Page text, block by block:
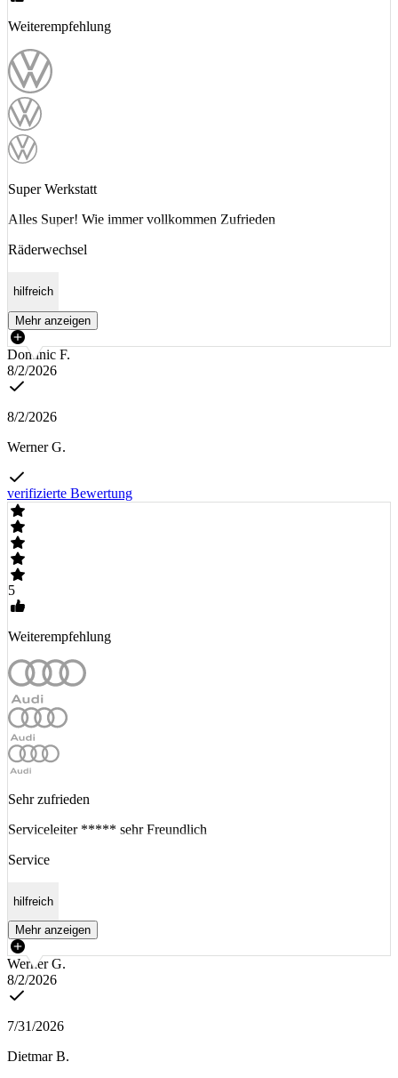
Weiterempfehlung
Super Werkstatt
Alles Super! Wie immer vollkommen Zufrieden
Räderwechsel
hilfreich
Mehr anzeigen
Dominic F.
8/2/2026
8/2/2026
Werner G.
verifizierte Bewertung
5
Weiterempfehlung
Sehr zufrieden
Serviceleiter ***** sehr Freundlich
Service
hilfreich
Mehr anzeigen
Werner G.
8/2/2026
7/31/2026
Dietmar B.